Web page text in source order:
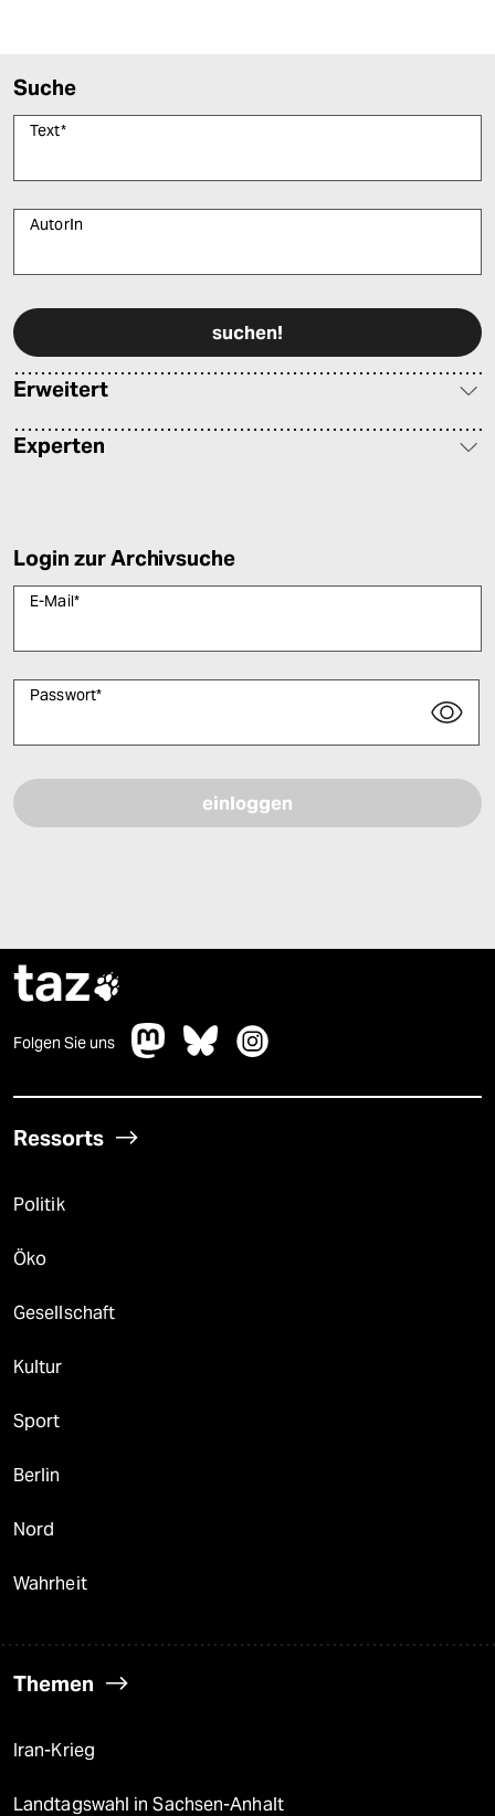
Suche
Text*
AutorIn
Erweitert
Experten
Login zur Archivsuche
E-Mail*
Passwort*
taz
Folgen Sie uns
Ressorts
Politik
Öko
Gesellschaft
Kultur
Sport
Berlin
Nord
Wahrheit
Themen
Iran-Krieg
Landtagswahl in Sachsen-Anhalt